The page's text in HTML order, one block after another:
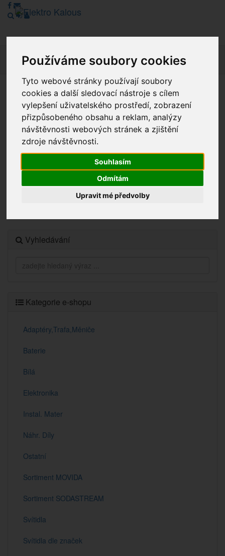
Používáme soubory cookies
Tyto webové stránky používají soubory
cookies a další sledovací nástroje s cílem
vylepšení uživatelského prostředí, zobrazení
přizpůsobeného obsahu a reklam, analýzy
návštěvnosti webových stránek a zjištění
zdroje návštěvnosti.
Souhlasím
Odmítám
Upravit mé předvolby
Vážení zákazníci, v tuto chvíli je Náš internetový obchod v
režimu Katalogu. Objednávky on-line nyní nelze vyřídit.
Děkujeme za pochopení.
Vyhledávání
Kategorie e-shopu
Adaptéry,Trafa,Měniče
Baterie
Bílá
Elektronika
Instal. Mater
Náhr. Díly
Ostatní
Sortiment MOVIDA
Sortiment SODASTREAM
Svítidla
Svítidla dle značek